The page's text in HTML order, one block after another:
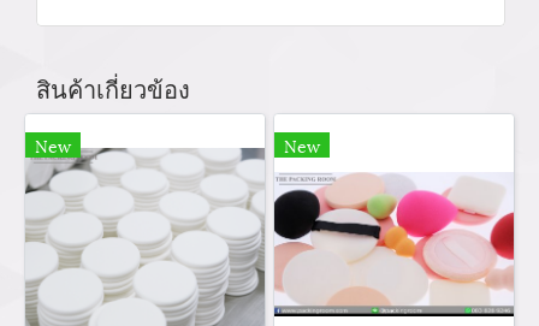
สินค้าเกี่ยวข้อง
New New